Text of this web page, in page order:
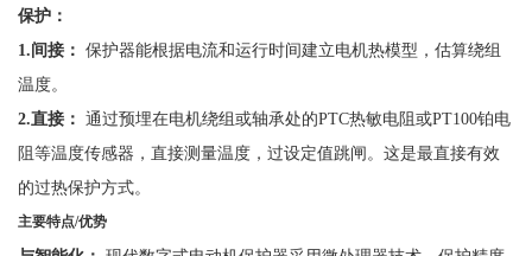
保护：
1.间接： 保护器能根据电流和运行时间建立电机热模型，估算绕组
温度。
2.直接： 通过预埋在电机绕组或轴承处的PTC热敏电阻或PT100铂电
阻等温度传感器，直接测量温度，过设定值跳闸。这是最直接有效
的过热保护方式。
主要特点/优势